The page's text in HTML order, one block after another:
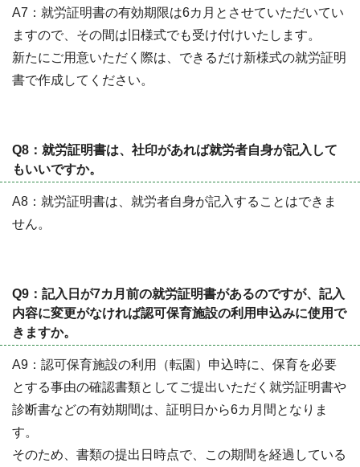
A7：就労証明書の有効期限は6カ月とさせていただいてい
ますので、その間は旧様式でも受け付けいたします。
新たにご用意いただく際は、できるだけ新様式の就労証明
書で作成してください。
Q8：就労証明書は、社印があれば就労者自身が記入して
もいいですか。
A8：就労証明書は、就労者自身が記入することはできま
せん。
Q9：記入日が7カ月前の就労証明書があるのですが、記入
内容に変更がなければ認可保育施設の利用申込みに使用で
きますか。
A9：認可保育施設の利用（転園）申込時に、保育を必要
とする事由の確認書類としてご提出いただく就労証明書や
診断書などの有効期間は、証明日から6カ月間となりま
す。
そのため、書類の提出日時点で、この期間を経過している